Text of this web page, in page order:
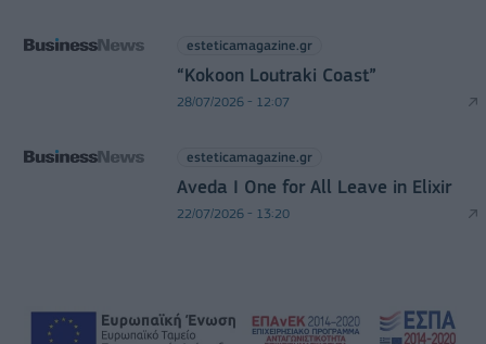
esteticamagazine.gr
“Kokoon Loutraki Coast”
28/07/2026 - 12:07
esteticamagazine.gr
Aveda I One for All Leave in Elixir
22/07/2026 - 13:20